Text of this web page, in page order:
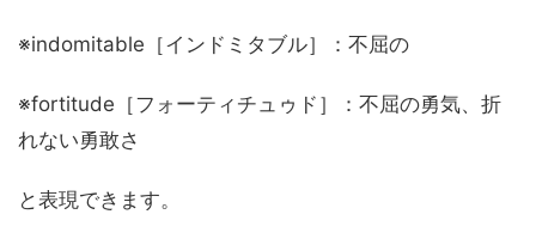
※indomitable［インドミタブル］：不屈の
※fortitude［フォーティチュゥド］：不屈の勇気、折
れない勇敢さ
と表現できます。